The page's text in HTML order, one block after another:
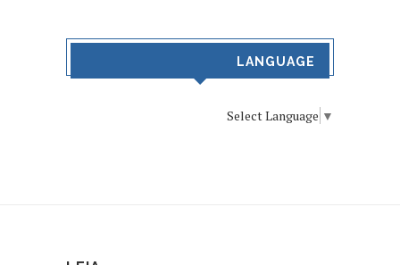
LANGUAGE
Select Language ▼